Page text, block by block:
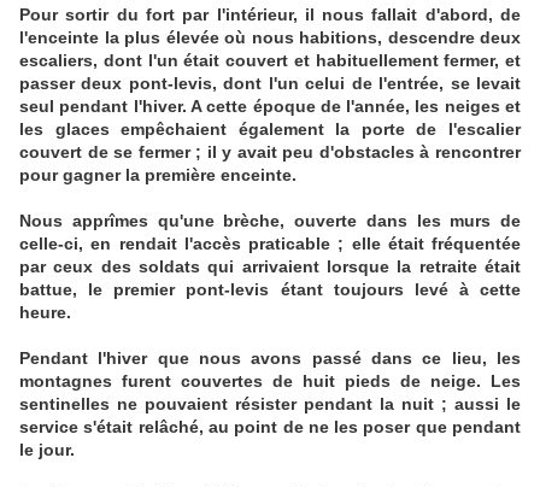
Pour sortir du fort par l'intérieur, il nous fallait d'abord, de
l'enceinte la plus élevée où nous habitions, descendre deux
escaliers, dont l'un était couvert et habituellement fermer, et
passer deux pont-levis, dont l'un celui de l'entrée, se levait
seul pendant l'hiver. A cette époque de l'année, les neiges et
les glaces empêchaient également la porte de l'escalier
couvert de se fermer ; il y avait peu d'obstacles à rencontrer
pour gagner la première enceinte.
Nous apprîmes qu'une brèche, ouverte dans les murs de
celle-ci, en rendait l'accès praticable ; elle était fréquentée
par ceux des soldats qui arrivaient lorsque la retraite était
battue, le premier pont-levis étant toujours levé à cette
heure.
Pendant l'hiver que nous avons passé dans ce lieu, les
montagnes furent couvertes de huit pieds de neige. Les
sentinelles ne pouvaient résister pendant la nuit ; aussi le
service s'était relâché, au point de ne les poser que pendant
le jour.